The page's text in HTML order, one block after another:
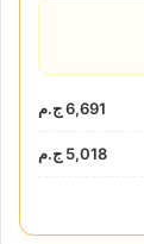
6,691 ج.م
5,018 ج.م